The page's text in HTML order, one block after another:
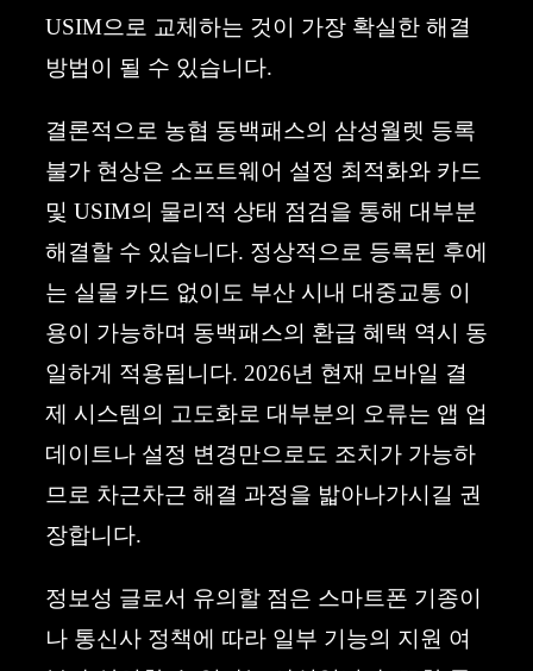
USIM으로 교체하는 것이 가장 확실한 해결
방법이 될 수 있습니다.
결론적으로 농협 동백패스의 삼성월렛 등록
불가 현상은 소프트웨어 설정 최적화와 카드
및 USIM의 물리적 상태 점검을 통해 대부분
해결할 수 있습니다. 정상적으로 등록된 후에
는 실물 카드 없이도 부산 시내 대중교통 이
용이 가능하며 동백패스의 환급 혜택 역시 동
일하게 적용됩니다. 2026년 현재 모바일 결
제 시스템의 고도화로 대부분의 오류는 앱 업
데이트나 설정 변경만으로도 조치가 가능하
므로 차근차근 해결 과정을 밟아나가시길 권
장합니다.
정보성 글로서 유의할 점은 스마트폰 기종이
나 통신사 정책에 따라 일부 기능의 지원 여